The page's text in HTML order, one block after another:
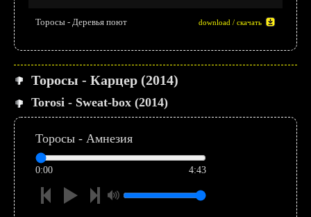
Торосы - Деревья поют download / скачать
Торосы - Карцер (2014)
Torosi - Sweat-box (2014)
Торосы - Амнезия
0:00 4:43